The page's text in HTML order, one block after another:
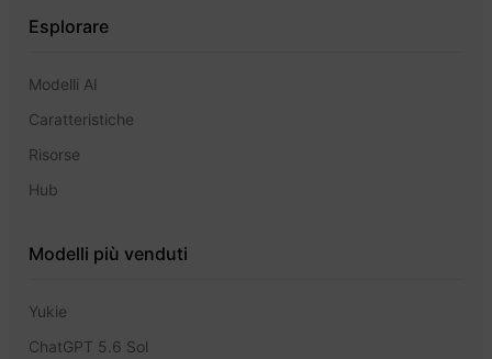
Esplorare
Modelli AI
Caratteristiche
Risorse
Hub
Modelli più venduti
Yukie
ChatGPT 5.6 Sol